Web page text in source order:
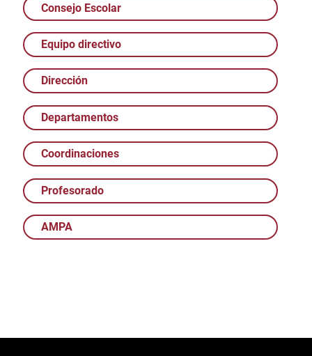
Consejo Escolar
Equipo directivo
Dirección
Departamentos
Coordinaciones
Profesorado
AMPA